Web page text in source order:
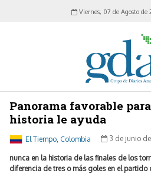
Viernes, 07 de Agosto de
Panorama favorable
historia le ayuda
El Tiempo, Colombia 3 de junio
nunca en la historia de las finales de los
diferencia de tres o más goles en el partido